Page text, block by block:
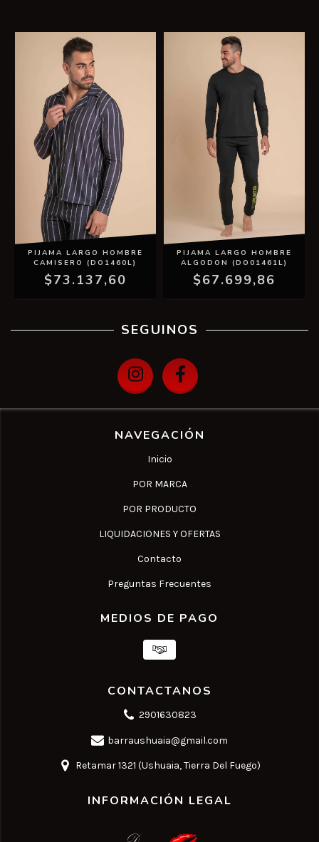
PIJAMA LARGO HOMBRE
CAMISERO (DO1460L)
$73.137,60
PIJAMA LARGO HOMBRE
ALGODON (DO01461L)
$67.699,86
SEGUINOS
NAVEGACIÓN
Inicio
POR MARCA
POR PRODUCTO
LIQUIDACIONES Y OFERTAS
Contacto
Preguntas Frecuentes
MEDIOS DE PAGO
CONTACTANOS
2901630823
barraushuaia@gmail.com
Retamar 1321 (Ushuaia, Tierra Del Fuego)
INFORMACIÓN LEGAL